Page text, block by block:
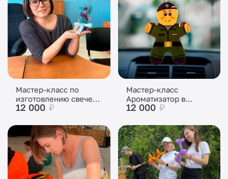
Мастер-класс по
изготовлению свечей
из вощины
12 000 ₽
Мастер-класс
Ароматизатор в
машину
12 000 ₽